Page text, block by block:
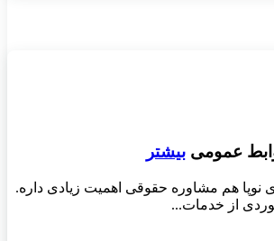
عمومی بیشتر
هم مشاوره حقوقی اهمیت زیادی داره.
از خدمات...